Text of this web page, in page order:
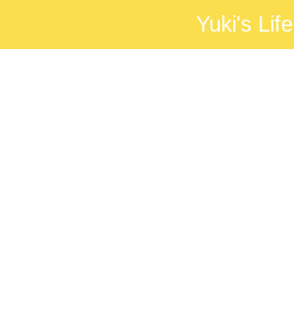
Yuki's LifeYuki's Life